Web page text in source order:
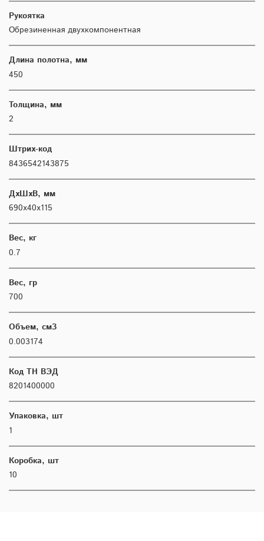
Рукоятка
Обрезиненная двухкомпонентная
Длина полотна, мм
450
Толщина, мм
2
Штрих-код
8436542143875
ДхШхВ, мм
690х40х115
Вес, кг
0.7
Вес, гр
700
Объем, см3
0.003174
Код ТН ВЭД
8201400000
Упаковка, шт
1
Коробка, шт
10